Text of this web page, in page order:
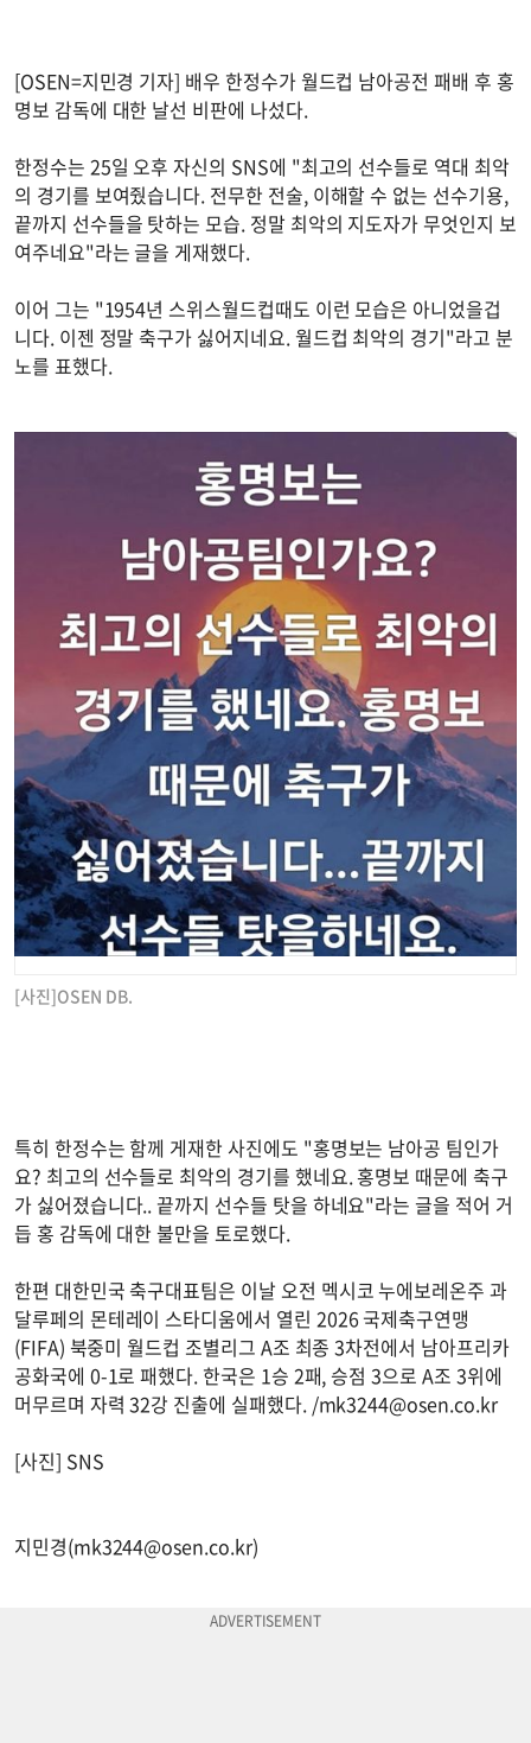
[OSEN=지민경 기자] 배우 한정수가 월드컵 남아공전 패배 후 홍
명보 감독에 대한 날선 비판에 나섰다.
한정수는 25일 오후 자신의 SNS에 "최고의 선수들로 역대 최악
의 경기를 보여줬습니다. 전무한 전술, 이해할 수 없는 선수기용,
끝까지 선수들을 탓하는 모습. 정말 최악의 지도자가 무엇인지 보
여주네요"라는 글을 게재했다.
이어 그는 "1954년 스위스월드컵때도 이런 모습은 아니었을겁
니다. 이젠 정말 축구가 싫어지네요. 월드컵 최악의 경기"라고 분
노를 표했다.
[사진]OSEN DB.
특히 한정수는 함께 게재한 사진에도 "홍명보는 남아공 팀인가
요? 최고의 선수들로 최악의 경기를 했네요. 홍명보 때문에 축구
가 싫어졌습니다.. 끝까지 선수들 탓을 하네요"라는 글을 적어 거
듭 홍 감독에 대한 불만을 토로했다.
한편 대한민국 축구대표팀은 이날 오전 멕시코 누에보레온주 과
달루페의 몬테레이 스타디움에서 열린 2026 국제축구연맹
(FIFA) 북중미 월드컵 조별리그 A조 최종 3차전에서 남아프리카
공화국에 0-1로 패했다. 한국은 1승 2패, 승점 3으로 A조 3위에
머무르며 자력 32강 진출에 실패했다. /mk3244@osen.co.kr
[사진] SNS
지민경(mk3244@osen.co.kr)